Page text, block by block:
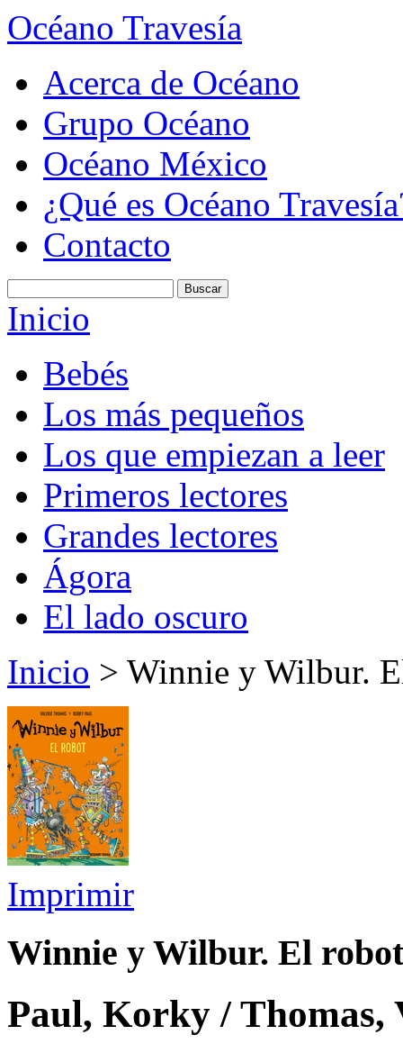
Océano Travesía
Acerca de Océano
Grupo Océano
Océano México
¿Qué es Océano
Contacto
Inicio
Bebés
Los más pequeños
Los que empiezan a leer
Primeros lectores
Grandes lectores
Ágora
El lado oscuro
Inicio > Winnie y Wilbur.
Imprimir
Winnie y Wilbur. El robot
Paul, Korky / Thomas,